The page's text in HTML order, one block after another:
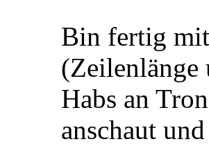
Bin fertig
(Zeilenlänge
Habs an
anschaut